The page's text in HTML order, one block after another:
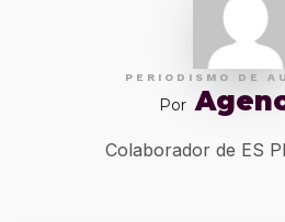
PERIODISMO DE
Por
Colaborador de ES